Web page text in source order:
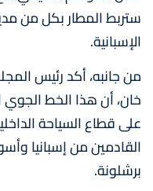
ستربط المطار بكل من
الإسبانية.
من جانبه، أكد رئيس
خان، أن هذا الخط
على قطاع السياحة
القادمين من إسبانيا
برشلونة.